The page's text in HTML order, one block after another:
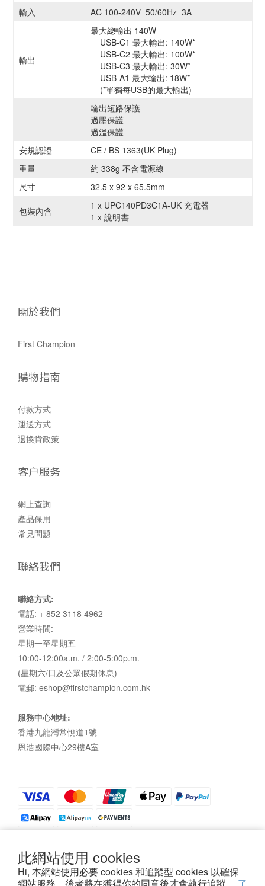
此網站使用 cookies
Hi, 本網站使用必要 cookies 和追蹤型 cookies 以確保
輸入
AC 100-240V 50/60Hz 3A
輸出
最大總輸出 140W
USB-C1 最大輸出: 140W*
USB-C2 最大輸出: 100W*
USB-C3 最大輸出: 30W*
USB-A1 最大輸出: 18W*
(*單獨每USB的最大輸出)
輸出短路保護
過壓保護
過溫保護
安規認證
CE / BS 1363(UK Plug)
重量
約 338g 不含電源線
尺寸
32.5 x 92 x 65.5mm
包裝內含
1 x UPC140PD3C1A-UK 充電器
1 x 說明書
關於我們
First Champion
購物指南
付款方式
運送方式
退換貨政策
客户服务
網上查詢
產品保用
常見問題
聯絡我們
聯絡方式:
電話: + 852 3118 4962
營業時間:
星期一至星期五
10:00-12:00a.m. / 2:00-5:00p.m.
(星期六/日及公眾假期休息)
電郵: eshop@firstchampion.com.hk
服務中心地址:
香港九龍灣常悅道1號
恩浩國際中心29樓A室
私隱政策|條款及細則| 2021©First Champion